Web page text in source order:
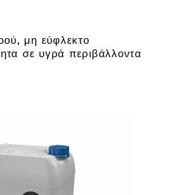
μη εύφλεκτο
σε υγρά περιβάλλοντα